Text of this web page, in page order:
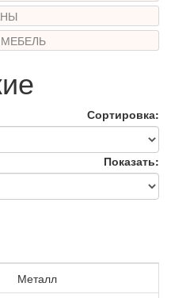
Сортировка:
Показать:
Металл